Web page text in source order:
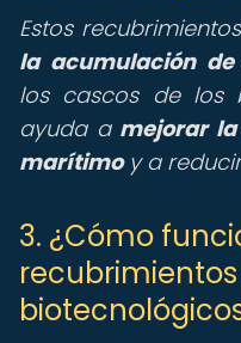
Estos
la acumulación
los cascos de los
ayuda a mejorar
marítimoy a
3. ¿Cómo